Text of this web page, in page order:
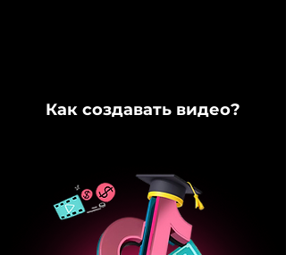
Как создавать видео?